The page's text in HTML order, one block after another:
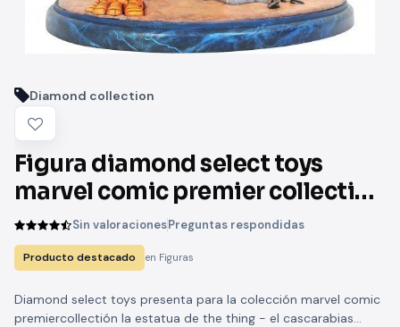
Diamond collection
Figura diamond select toys
marvel comic premier collection
4 fantasticos la cosa
Sin valoracionesPreguntas respondidas
Producto destacado en Figuras
Diamond select toys presenta para la colección marvel comic
premiercollectión la estatua de the thing - el cascarabias